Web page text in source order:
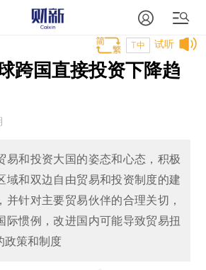
试听
T中
跨国直接投资下降趋
易和投资大国的姿态和心态，积极
域和双边自由贸易和投资制度的建
并针对主要贸易伙伴的合理关切，
际惯例，改进国内可能导致贸易扭
政策和制度